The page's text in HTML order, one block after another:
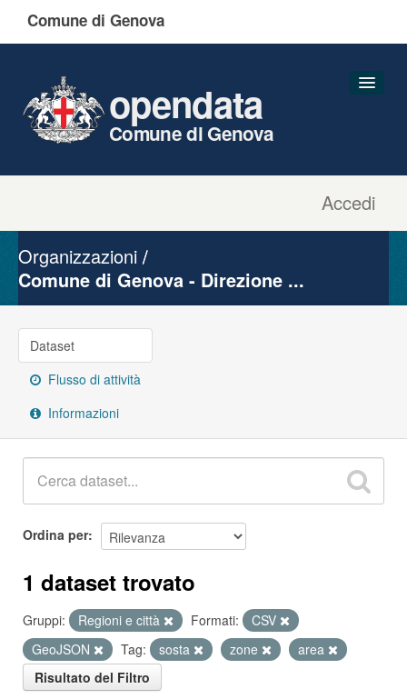
Comune di Genova
Accedi
opendata
Comune di Genova
Gruppi
Organizzazioni
Comune di Genova - Direzione ...
Dataset
Flusso di attività
Informazioni
Ordina per
1 dataset trovato
Gruppi: Regioni e città Formati:
CSV
GeoJSON
Tag: sosta zone
area
Risultato del Filtro